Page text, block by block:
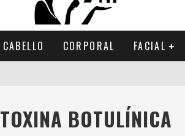
CABELLO CORPORAL FACIAL
TOXINA BOTULÍNICA